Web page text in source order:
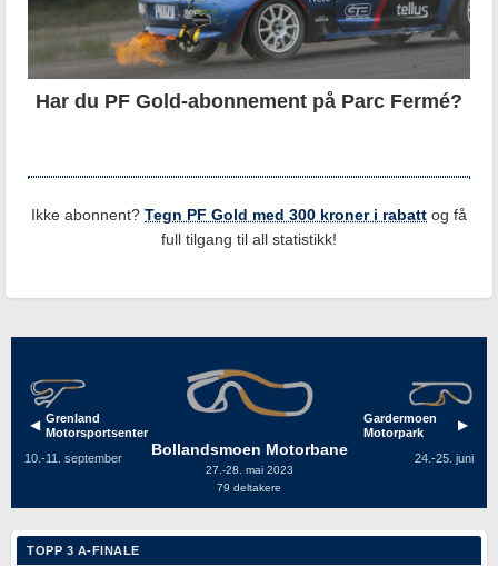
Har du PF Gold-abonnement på Parc Fermé?
Ikke abonnent? Tegn PF Gold med 300 kroner i rabatt og få
full tilgang til all statistikk!
◀ Grenland
Motorsportsenter
10.-11. september
Gardermoen
Motorpark
▶
24.-25. juni
Bollandsmoen Motorbane
27.-28. mai 2023
79 deltakere
TOPP 3 A-FINALE